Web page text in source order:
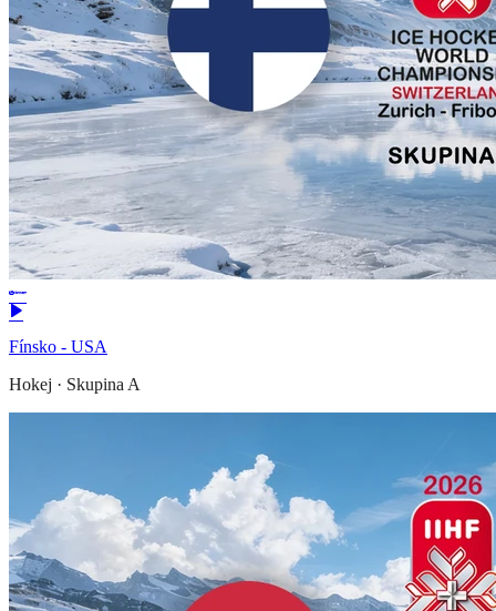
Fínsko - USA
Hokej · Skupina A